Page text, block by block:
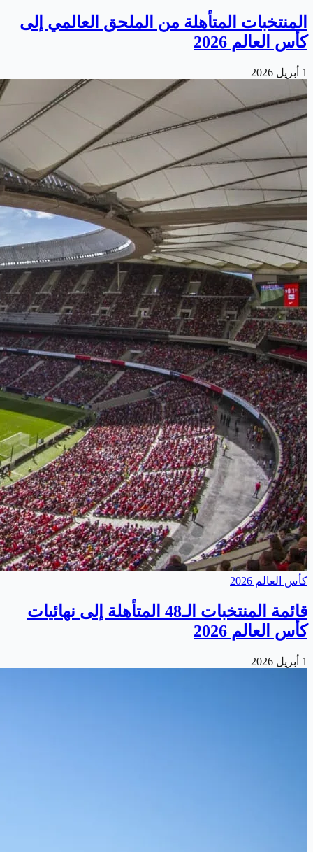
المنتخبات المتأهلة من الملحق العالمي إلى
كأس العالم 2026
1 أبريل 2026
كأس العالم 2026
قائمة المنتخبات الـ48 المتأهلة إلى نهائيات
كأس العالم 2026
1 أبريل 2026